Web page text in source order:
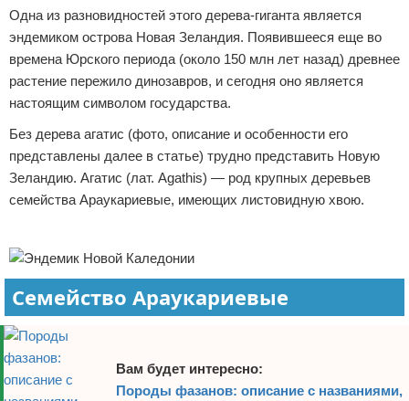
Экономика
Разное
Отказ от ответственности
Одна из разновидностей этого дерева-гиганта является
эндемиком острова Новая Зеландия. Появившееся еще во
времена Юрского периода (около 150 млн лет назад) древнее
растение пережило динозавров, и сегодня оно является
настоящим символом государства.
Без дерева агатис (фото, описание и особенности его
представлены далее в статье) трудно представить Новую
Зеландию. Агатис (лат. Agathis) — род крупных деревьев
семейства Араукариевые, имеющих листовидную хвою.
Семейство Араукариевые
Вам будет интересно:
Породы фазанов: описание с названиями,